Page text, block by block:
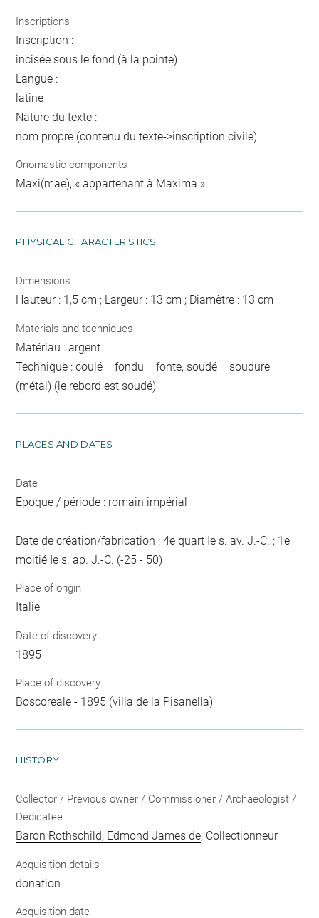
Inscriptions
Inscription :
incisée sous le fond (à la pointe)
Langue :
latine
Nature du texte :
nom propre (contenu du texte->inscription civile)
Onomastic components
Maxi(mae), « appartenant à Maxima »
PHYSICAL CHARACTERISTICS
Dimensions
Hauteur : 1,5 cm ; Largeur : 13 cm ; Diamètre : 13 cm
Materials and techniques
Matériau : argent
Technique : coulé = fondu = fonte, soudé = soudure
(métal) (le rebord est soudé)
PLACES AND DATES
Date
Epoque / période : romain impérial
Date de création/fabrication : 4e quart Ie s. av. J.-C. ; 1e
moitié Ie s. ap. J.-C. (-25 - 50)
Place of origin
Italie
Date of discovery
1895
Place of discovery
Boscoreale - 1895 (villa de la Pisanella)
HISTORY
Collector / Previous owner / Commissioner / Archaeologist /
Dedicatee
Baron Rothschild, Edmond James de, Collectionneur
Acquisition details
donation
Acquisition date